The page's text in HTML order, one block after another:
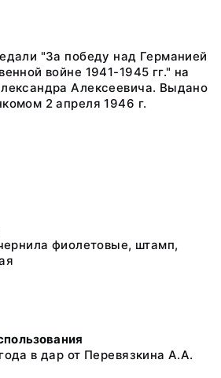
"За победу над Германией
войне 1941-1945 гг." на
Алексеевича. Выдано
2 апреля 1946 г.
фиолетовые, штамп,
в дар от Перевязкина А.А.